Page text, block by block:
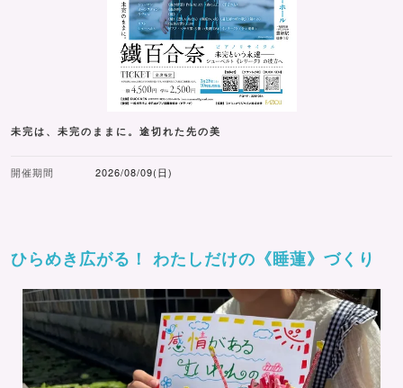
未完は、未完のままに。途切れた先の美
開催期間 2026/08/09(日)
ひらめき広がる！ わたしだけの《睡蓮》づくり